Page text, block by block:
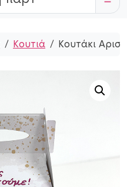
Κουτιά Κουτάκι